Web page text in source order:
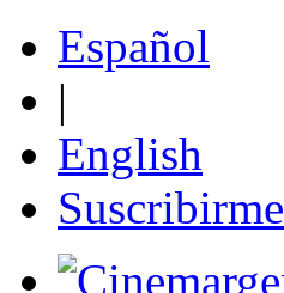
Español
|
English
Suscribirme